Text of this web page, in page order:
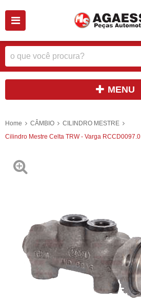
MENU
Home CÂMBIO
CILINDRO MESTRE
Cilindro Mestre Celta TRW - Varga RCCD0097.0